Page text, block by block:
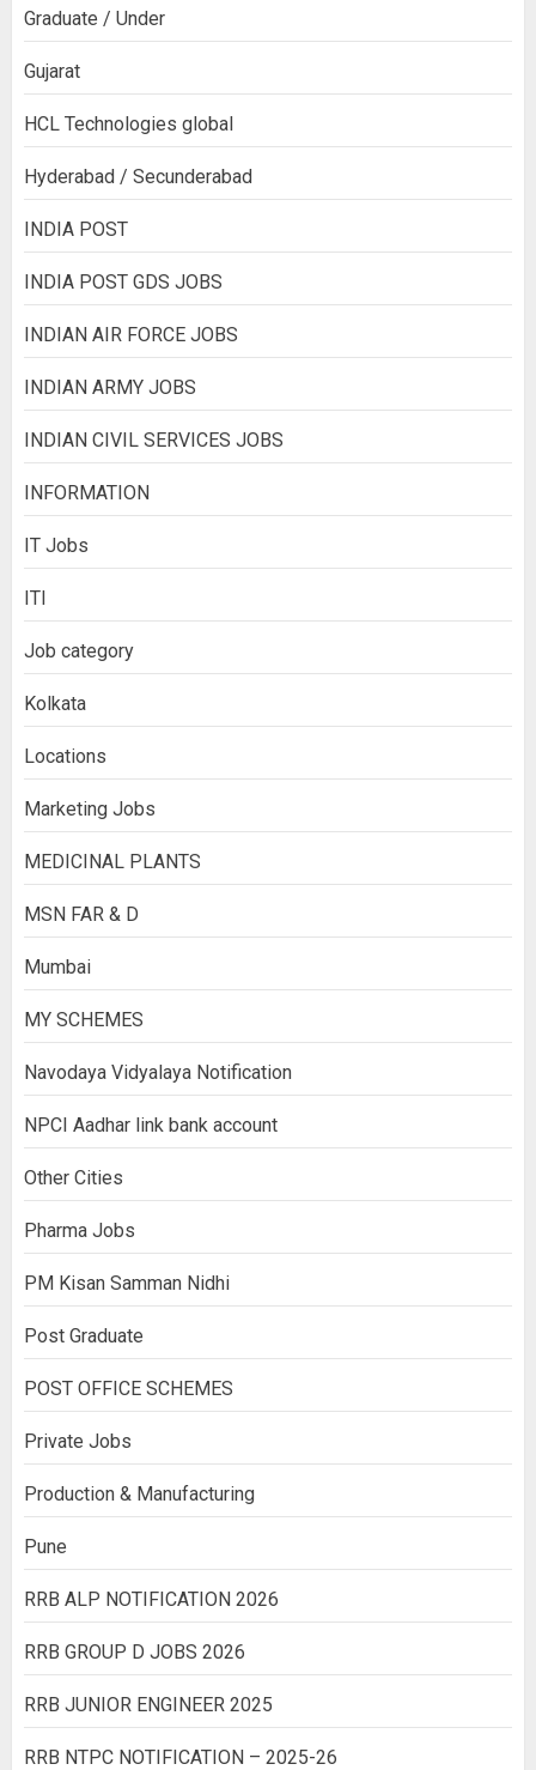
Graduate / Under
Gujarat
HCL Technologies global
Hyderabad / Secunderabad
INDIA POST
INDIA POST GDS JOBS
INDIAN AIR FORCE JOBS
INDIAN ARMY JOBS
INDIAN CIVIL SERVICES JOBS
INFORMATION
IT Jobs
ITI
Job category
Kolkata
Locations
Marketing Jobs
MEDICINAL PLANTS
MSN FAR & D
Mumbai
MY SCHEMES
Navodaya Vidyalaya Notification
NPCI Aadhar link bank account
Other Cities
Pharma Jobs
PM Kisan Samman Nidhi
Post Graduate
POST OFFICE SCHEMES
Private Jobs
Production & Manufacturing
Pune
RRB ALP NOTIFICATION 2026
RRB GROUP D JOBS 2026
RRB JUNIOR ENGINEER 2025
RRB NTPC NOTIFICATION – 2025-26